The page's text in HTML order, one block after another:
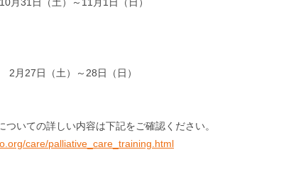
月31日（土）～11月1日（日）
月27日（土）～28日（日）
ついての詳しい内容は下記をご確認ください。
care/palliative_care_training.html